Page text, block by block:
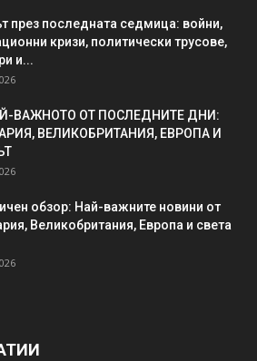
през последната седмица: войни,
кризи, политически трусове,
и...
ВАЖНОТО ОТ ПОСЛЕДНИТЕ ДНИ:
ВЕЛИКОБРИТАНИЯ, ЕВРОПА И
обзор: Най-важните новини от
Великобритания, Европа и света